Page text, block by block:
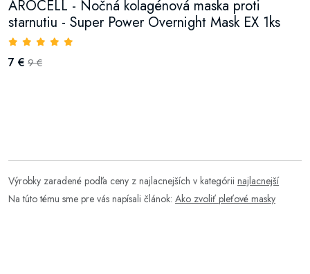
AROCELL - Nočná kolagénová maska ​​proti
starnutiu - Super Power Overnight Mask EX 1ks
7 € 9 €
Výrobky zaradené podľa ceny z najlacnejších v kategórii najlacnejší
Na túto tému sme pre vás napísali článok: Ako zvoliť pleťové masky